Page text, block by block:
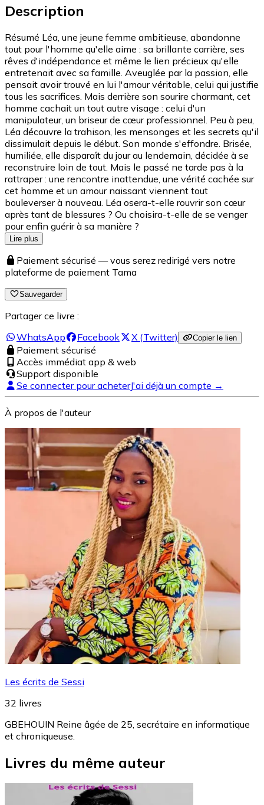
Description
Résumé Léa, une jeune femme ambitieuse, abandonne
tout pour l'homme qu'elle aime : sa brillante carrière, ses
rêves d'indépendance et même le lien précieux qu'elle
entretenait avec sa famille. Aveuglée par la passion, elle
pensait avoir trouvé en lui l'amour véritable, celui qui justifie
tous les sacrifices. Mais derrière son sourire charmant, cet
homme cachait un tout autre visage : celui d'un
manipulateur, un briseur de cœur professionnel. Peu à peu,
Léa découvre la trahison, les mensonges et les secrets qu'il
dissimulait depuis le début. Son monde s'effondre. Brisée,
humiliée, elle disparaît du jour au lendemain, décidée à se
reconstruire loin de tout. Mais le passé ne tarde pas à la
rattraper : une rencontre inattendue, une vérité cachée sur
cet homme et un amour naissant viennent tout
bouleverser à nouveau. Léa osera-t-elle rouvrir son cœur
après tant de blessures ? Ou choisira-t-elle de se venger
pour enfin guérir à sa manière ?
Lire plus
Paiement sécurisé — vous serez redirigé vers notre
plateforme de paiement Tama
Sauvegarder
Partager ce livre :
WhatsApp
Facebook X (Twitter) Copier le lien
Paiement sécurisé
Accès immédiat app & web
Support disponible
Se connecter pour acheterJ'ai déjà un compte →
À propos de l'auteur
Les écrits de Sessi
32 livres
GBEHOUIN Reine âgée de 25, secrétaire en informatique
et chroniqueuse.
Livres du même auteur